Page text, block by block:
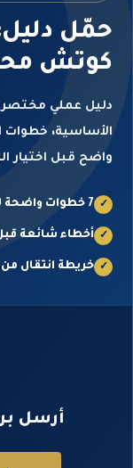
حمّل
كوتش
دليل عملي مختصر
الأساسية، خطوات
واضح قبل اختيار
✓ 7 خطوات واضحة للبدء في الكوتشينج
✓ أخطاء شائعة قبل
✓ خريطة انتقال
أرسل